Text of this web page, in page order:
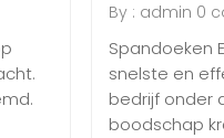
By : admin 0
Spandoeken
snelste en
bedrijf onder
boodschap